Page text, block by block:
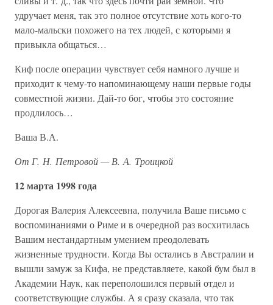
удручает меня, так это полное отсутствие хоть кого-то
мало-мальски похожего на тех людей, с которыми я
привыкла общаться…
Киф после операции чувствует себя намного лучше и
приходит к чему-то напоминающему наши первые годы
совместной жизни. Дай-то бог, чтобы это состояние
продлилось…
Ваша В.А.
От Г. Н. Петровой — В. А. Троицкой
12 марта 1998 года
Дорогая Валерия Алексеевна, получила Ваше письмо с
воспоминаниями о Риме и в очередной раз восхитилась
Вашим нестандартным умением преодолевать
жизненные трудности. Когда Вы остались в Австралии и
вышли замуж за Кифа, не представляете, какой бум был в
Академии Наук, как переполошился первый отдел и
соответствующие службы. А я сразу сказала, что так